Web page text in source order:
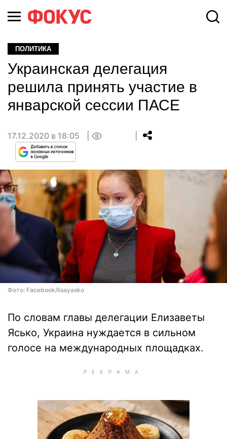
ПОЛИТИКА
Украинская делегация
решила принять участие в
январской сессии ПАСЕ
17.12.2020 в 18:05
Фото: Facebook/lisayasko
По словам главы делегации Елизаветы
Ясько, Украина нуждается в сильном
голосе на международных площадках.